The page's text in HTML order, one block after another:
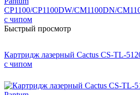
Быстрый просмотр
Картридж лазерный Cactus CS-TL-
с чипом